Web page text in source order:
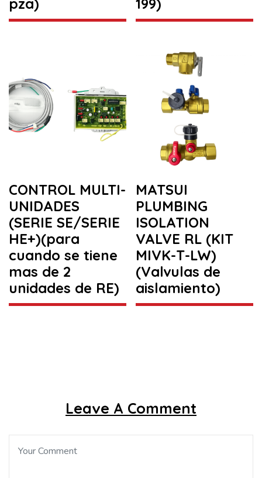
pza)
199)
CONTROL MULTI-
UNIDADES
(SERIE SE/SERIE
HE+)(para
cuando se tiene
mas de 2
unidades de RE)
MATSUI
PLUMBING
ISOLATION
VALVE RL (KIT
MIVK-T-LW)
(Valvulas de
aislamiento)
Leave A Comment